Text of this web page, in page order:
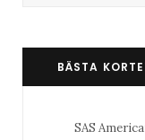
BÄSTA
SAS